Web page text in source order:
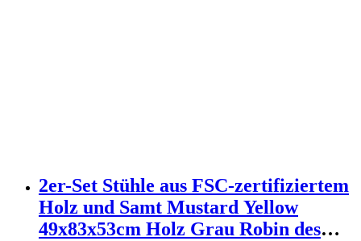
2er-Set Stühle aus FSC-zertifiziertem
Holz und Samt Mustard Yellow
49x83x53cm Holz Grau Robin des